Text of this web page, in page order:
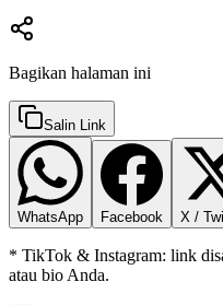
Bagikan halaman ini
Salin Link
WhatsApp Facebook X /
* TikTok & Instagram: link
atau bio Anda.